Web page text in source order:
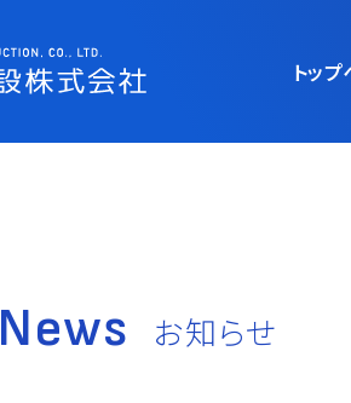
トッ
News お知らせ